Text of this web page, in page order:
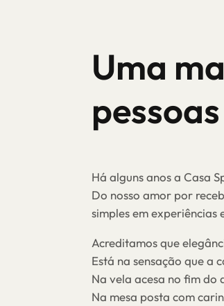
Uma
Há alguns anos a Casa
Do nosso amor por
simples em experiências
Acreditamos que
Está na sensação que a
Na vela acesa no fim do
Na mesa posta com